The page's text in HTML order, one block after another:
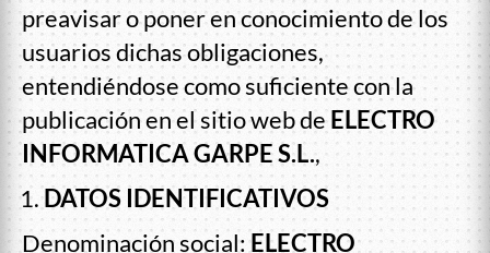
preavisar o poner en conocimiento de los
usuarios dichas obligaciones,
entendiéndose como suficiente con la
publicación en el sitio web deELECTRO
INFORMATICA GARPE S.L.,
DATOS IDENTIFICATIVOS
Denominación social:ELECTRO